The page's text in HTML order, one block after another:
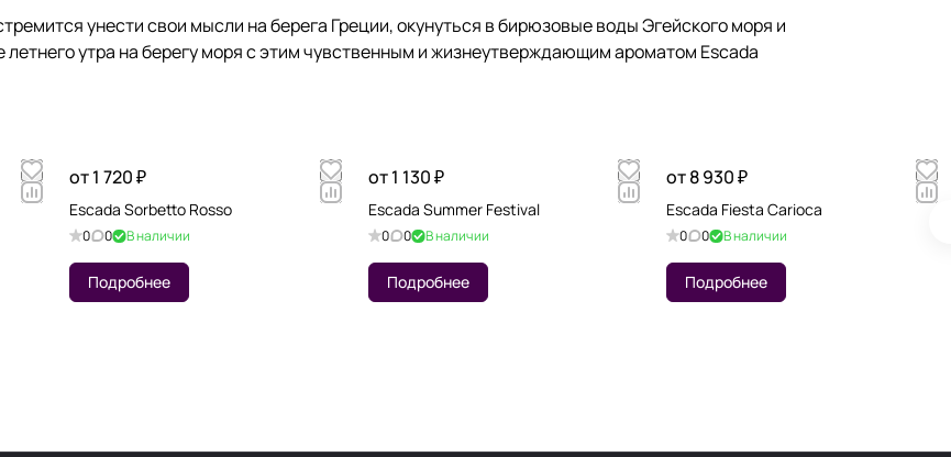
унести свои мысли на берега Греции, окунуться в бирюзовые воды Эгейского моря и
утра на берегу моря с этим чувственным и жизнеутверждающим ароматом Escada
от 1 720 ₽
Escada Sorbetto Rosso
0 0 В наличии
Подробнее
от 1 130 ₽
Escada Summer Festival
0 0 В наличии
Подробнее
от 8 930 ₽
Escada Fiesta Carioca
0 0 В наличии
Подробнее